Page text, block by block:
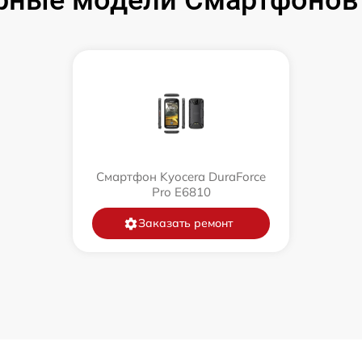
Смартфон Kyocera DuraForce
Pro E6810
Заказать ремонт